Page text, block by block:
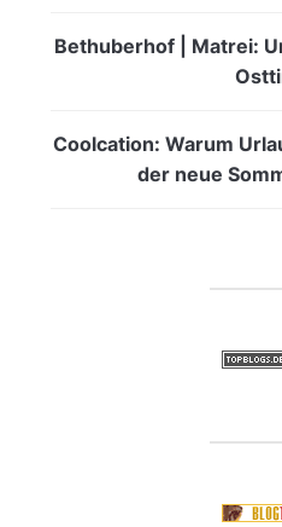
Bethuberhof | Matrei:
Coolcation: Warum
der neue